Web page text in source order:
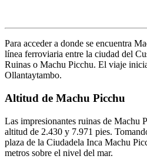
Para acceder a donde se encuentra
línea ferroviaria entre la ciudad del
Ruinas o Machu Picchu. El viaje
Ollantaytambo.
Altitud de Machu Picchu
Las impresionantes ruinas de Machu
altitud de 2.430 y 7.971 pies.
plaza de la Ciudadela Inca Machu
metros sobre el nivel del mar.